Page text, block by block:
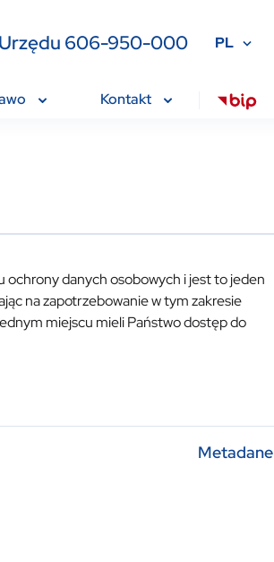
606-950-000 PL
Kontakt
ochrony danych osobowych i jest to jeden
na zapotrzebowanie w tym zakresie
miejscu mieli Państwo dostęp do
Metadane